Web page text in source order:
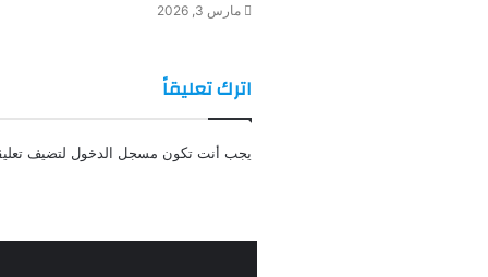
مارس 3, 2026
اترك تعليقاً
يجب أنت تكون مسجل الدخول لتضيف